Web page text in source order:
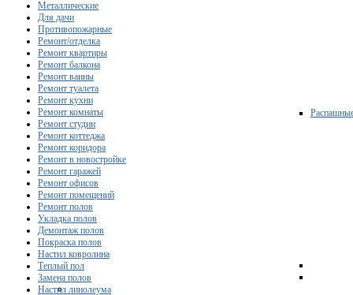
Металлические
Для дачи
Противопожарные
Ремонт/отделка
Ремонт квартиры
Ремонт балкона
Ремонт ванны
Ремонт туалета
Ремонт кухни
Ремонт комнаты
Ремонт студии
Ремонт коттеджа
Ремонт коридора
Ремонт в новостройке
Ремонт гаражей
Ремонт офисов
Ремонт помещений
Ремонт полов
Укладка полов
Демонтаж полов
Покраска полов
Настил ковролина
Теплый пол
Замена полов
Настил линолеума